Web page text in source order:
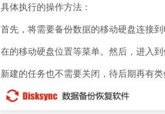
具体执行的操作方法：
首先，将需要备份数据的移动硬盘连接
在的移动硬盘位置等菜单。然后，进入
新建的任务也不需要关闭，待后期再有